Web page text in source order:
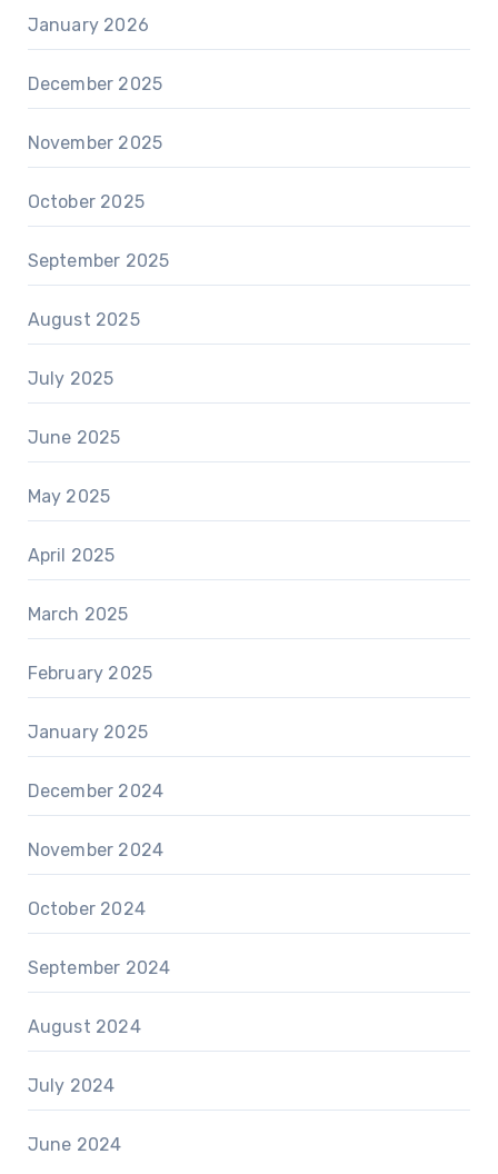
January 2026
December 2025
November 2025
October 2025
September 2025
August 2025
July 2025
June 2025
May 2025
April 2025
March 2025
February 2025
January 2025
December 2024
November 2024
October 2024
September 2024
August 2024
July 2024
June 2024